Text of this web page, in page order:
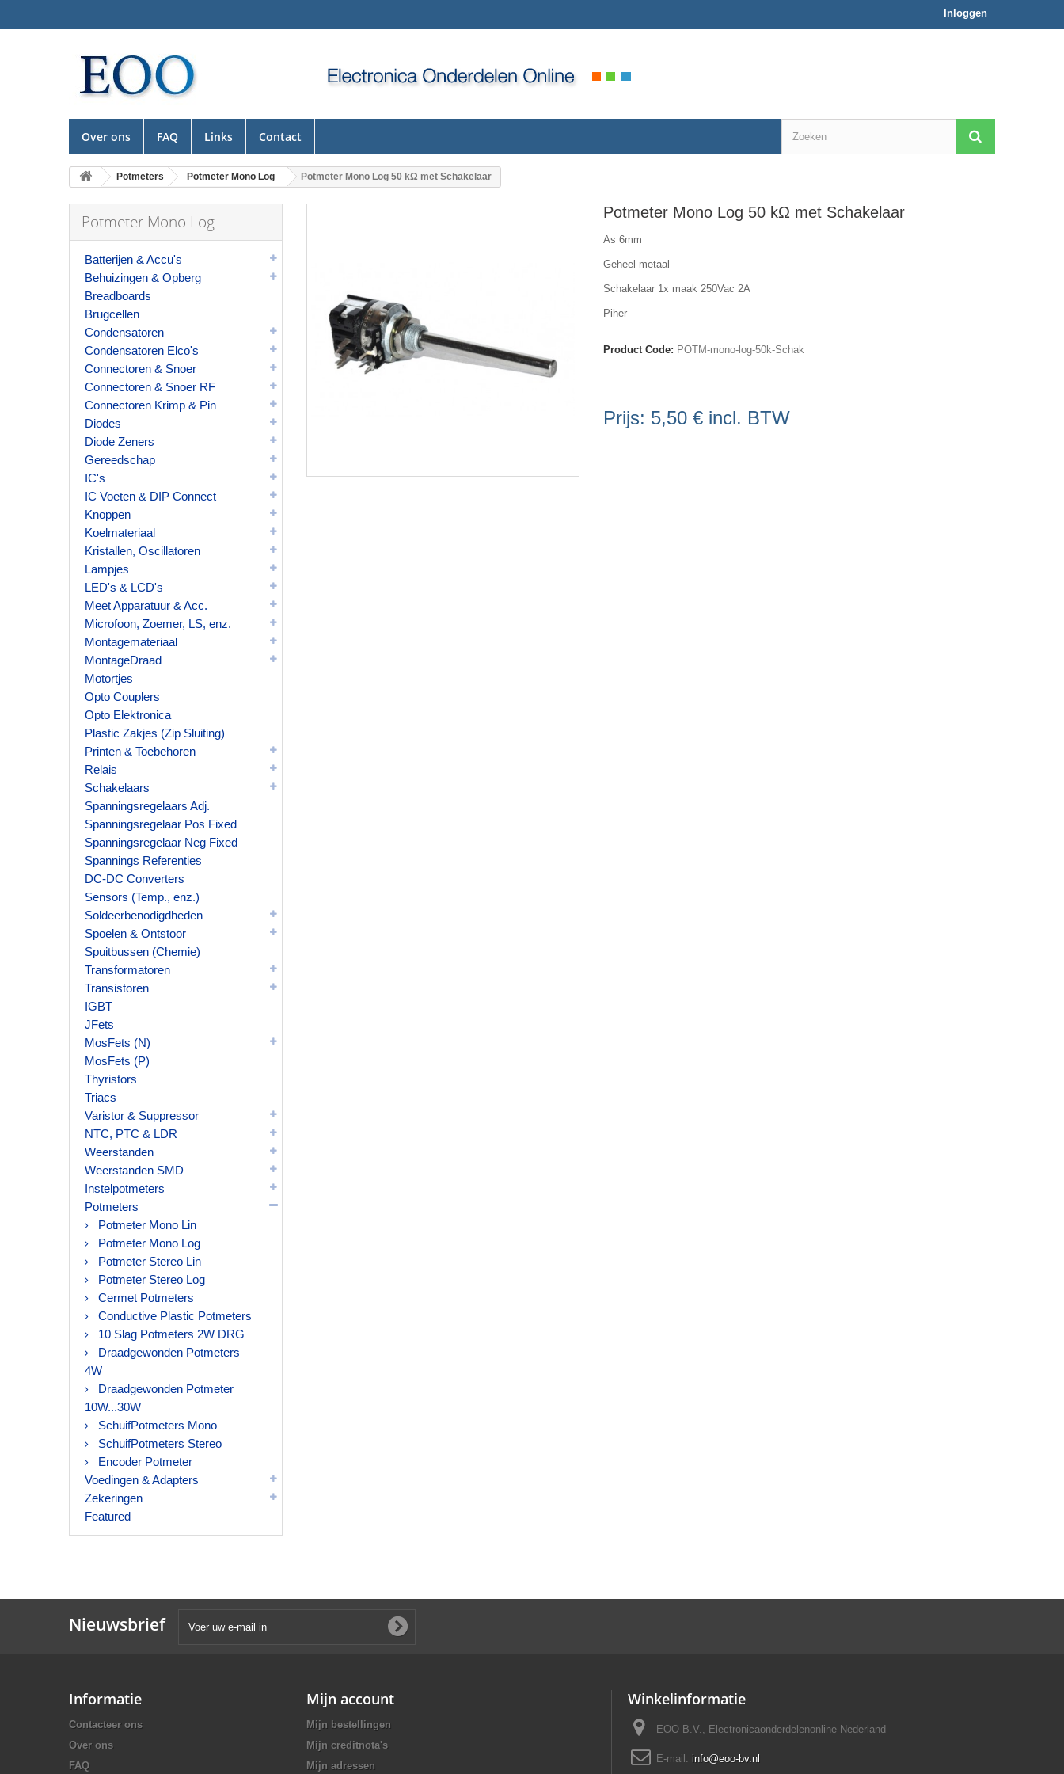
Inloggen
Over ons FAQ Links Contact
Potmeters Potmeter Mono Log Potmeter Mono Log 50 kΩ met Schakelaar
Potmeter Mono Log
Batterijen & Accu's
Behuizingen & Opberg
Breadboards
Brugcellen
Condensatoren
Condensatoren Elco's
Connectoren & Snoer
Connectoren & Snoer RF
Connectoren Krimp & Pin
Diodes
Diode Zeners
Gereedschap
IC's
IC Voeten & DIP Connect
Knoppen
Koelmateriaal
Kristallen, Oscillatoren
Lampjes
LED's & LCD's
Meet Apparatuur & Acc.
Microfoon, Zoemer, LS, enz.
Montagemateriaal
MontageDraad
Motortjes
Opto Couplers
Opto Elektronica
Plastic Zakjes (Zip Sluiting)
Printen & Toebehoren
Relais
Schakelaars
Spanningsregelaars Adj.
Spanningsregelaar Pos Fixed
Spanningsregelaar Neg Fixed
Spannings Referenties
DC-DC Converters
Sensors (Temp., enz.)
Soldeerbenodigdheden
Spoelen & Ontstoor
Spuitbussen (Chemie)
Transformatoren
Transistoren
IGBT
JFets
MosFets (N)
MosFets (P)
Thyristors
Triacs
Varistor & Suppressor
NTC, PTC & LDR
Weerstanden
Weerstanden SMD
Instelpotmeters
Potmeters
Potmeter Mono Lin
Potmeter Mono Log
Potmeter Stereo Lin
Potmeter Stereo Log
Cermet Potmeters
Conductive Plastic Potmeters
10 Slag Potmeters 2W DRG
Draadgewonden Potmeters
4W
Draadgewonden Potmeter
10W...30W
SchuifPotmeters Mono
SchuifPotmeters Stereo
Encoder Potmeter
Voedingen & Adapters
Zekeringen
Featured
Potmeter Mono Log 50 kΩ met Schakelaar
As 6mm
Geheel metaal
Schakelaar 1x maak 250Vac 2A
Piher
Product Code: POTM-mono-log-50k-Schak
Prijs: 5,50 € incl. BTW
Nieuwsbrief
Informatie
Contacteer ons
Over ons
FAQ
Mijn account
Mijn bestellingen
Mijn creditnota's
Mijn adressen
Winkelinformatie
EOO B.V., Electronicaonderdelenonline Nederland
E-mail: info@eoo-bv.nl